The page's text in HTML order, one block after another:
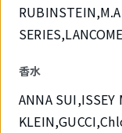
香水
ANNA SUI,ISSEY